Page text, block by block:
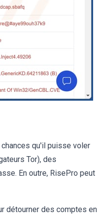
qu'il puisse voler
Tor), des
En outre, RisePro peut
détourner des comptes en